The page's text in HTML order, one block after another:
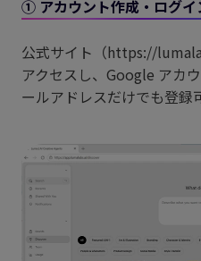
① アカウント作成・ログイ
公式サイト（https://
アクセスし、Google アカ
ールアドレスだけでも登録